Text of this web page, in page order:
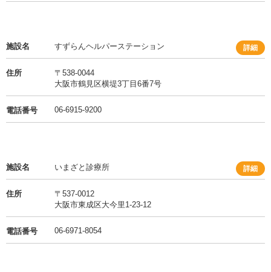
施設名 すずらんヘルパーステーション 詳細
住所
〒538-0044
大阪市鶴見区横堤3丁目6番7号
電話番号 06-6915-9200
施設名 いまざと診療所 詳細
住所
〒537-0012
大阪市東成区大今里1-23-12
電話番号 06-6971-8054